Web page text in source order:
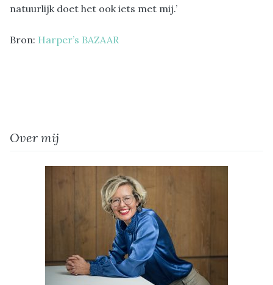
natuurlijk doet het ook iets met mij.’
Bron: Harper’s BAZAAR
Over mij